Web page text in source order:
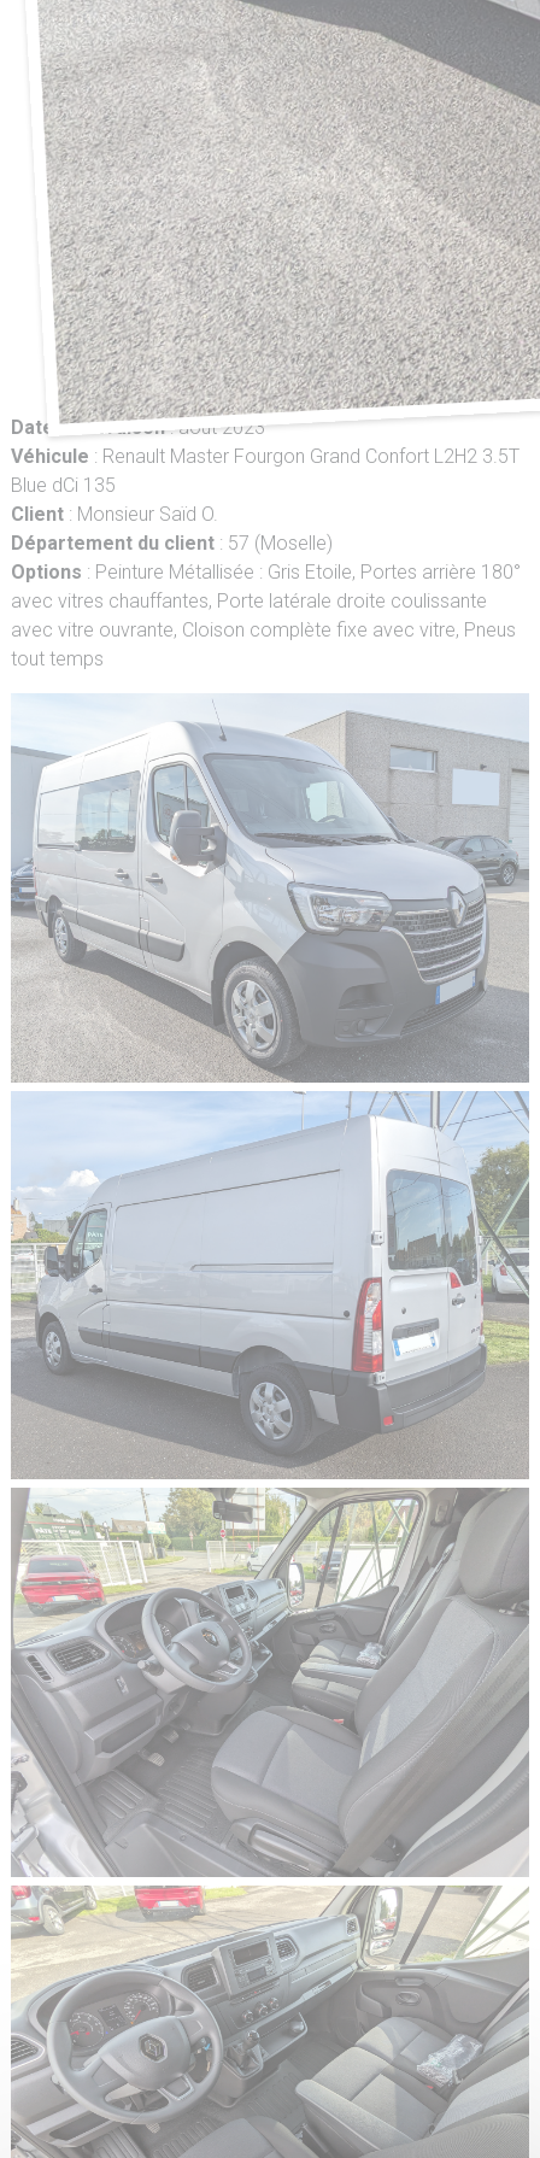
Date de livraison: août 2023
Véhicule : Renault Master Fourgon Grand Confort L2H2 3.5T
Blue dCi 135
Client: Monsieur Saïd O.
Département du client: 57 (Moselle)
Options : Peinture Métallisée : Gris Etoile, Portes arrière 180°
avec vitres chauffantes, Porte latérale droite coulissante
avec vitre ouvrante, Cloison complète fixe avec vitre, Pneus
tout temps